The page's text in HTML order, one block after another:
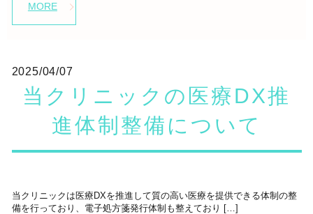
MORE
2025/04/07
当クリニックの医療DX推
進体制整備について
当クリニックは医療DXを推進して質の高い医療を提供できる体制の整
備を行っており、電子処方箋発行体制も整えており […]